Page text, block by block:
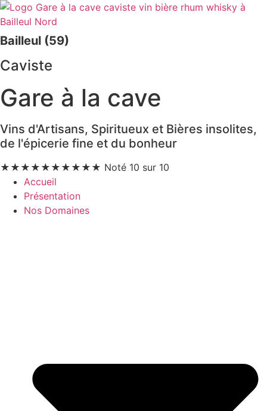
Bailleul (59)
Caviste
Gare à la cave
Vins d'Artisans, Spiritueux et Bières insolites,
de l'épicerie fine et du bonheur
★ ★ ★ ★ ★ ★ ★ ★ ★ ★ Noté 10 sur 10
Accueil
Présentation
Nos Domaines